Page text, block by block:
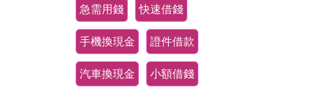
急需用錢 快速借錢
手機換現金 證件借款
汽車換現金 小額借錢